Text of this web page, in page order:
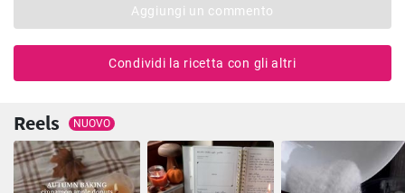
Aggiungi un commento
Condividi la ricetta con gli altri
Reels NUOVO